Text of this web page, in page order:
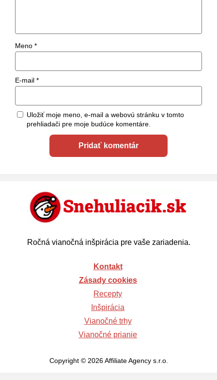
Meno *
E-mail *
Uložiť moje meno, e-mail a webovú stránku v tomto
prehliadači pre moje budúce komentáre.
Ročná vianočná inšpirácia pre vaše zariadenia.
Kontakt
Zásady cookies
Recepty
Inšpirácia
Vianočné trhy
Vianočné prianie
Copyright © 2026 Affiliate Agency s.r.o.